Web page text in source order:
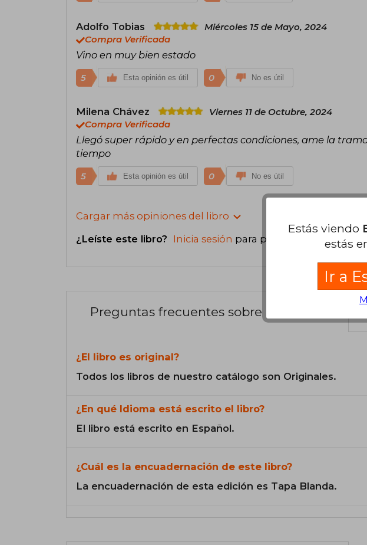
Adolfo Tobias
Miércoles 15 de Mayo, 2024
Compra Verificada
Vino en muy bien estado
5 Esta opinión es útil 0 No es útil
Milena Chávez
Viernes 11 de Octubre, 2024
Compra Verificada
Llegó super rápido y en perfectas condiciones, ame la
tiempo
5 Esta opinión es útil 0 No es útil
Cargar más opiniones del libro
¿Leíste este libro? Inicia sesión para poder agregar tu
Preguntas frecuentes sobre el libro
¿El libro es original?
Todos los libros de nuestro catálogo son Originales.
¿En qué Idioma está escrito el libro?
El libro está escrito en Español.
¿Cuál es la encuadernación de este libro?
La encuadernación de esta edición es Tapa Blanda.
Estás viendo
estás
Ir a